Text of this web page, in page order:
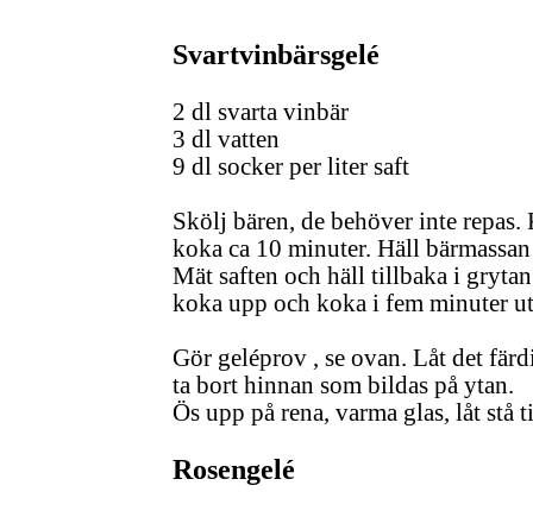
Svartvinbärsgelé
2 dl svarta vinbär
3 dl vatten
9 dl socker per liter saft
Skölj bären, de behöver inte
koka ca 10 minuter. Häll
Mät saften och häll tillbaka i
koka upp och koka i fem minuter
Gör geléprov , se ovan. Låt det
ta bort hinnan som bildas på ytan.
Ös upp på rena, varma glas, låt
Rosengelé